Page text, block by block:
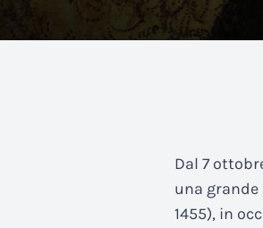
Dal 7
una
1455), in